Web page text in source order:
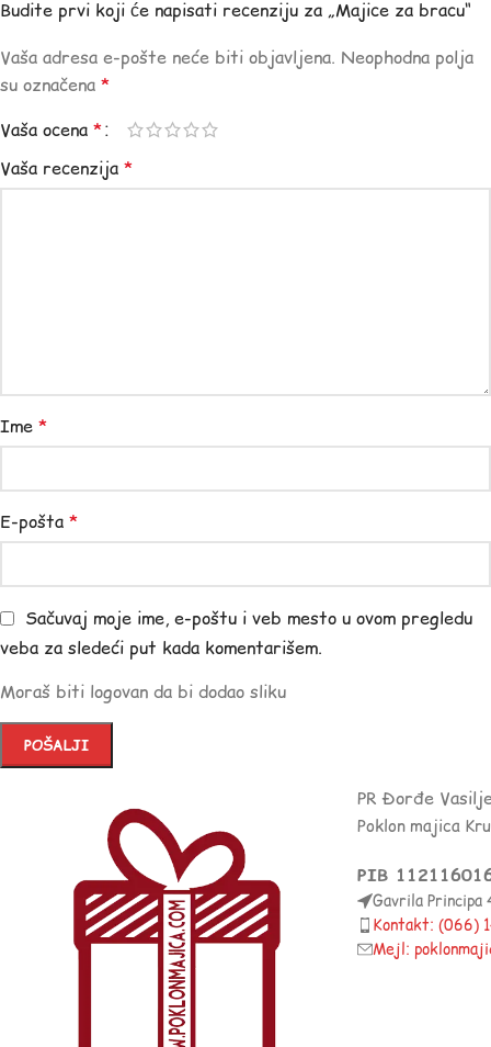
Budite prvi koji će napisati recenziju za „Majice za bracu“
Vaša adresa e-pošte neće biti objavljena. Neophodna polja
su označena *
Vaša ocena *
Vaša recenzija *
Ime *
E-pošta *
Sačuvaj moje ime, e-poštu i veb mesto u ovom pregledu
veba za sledeći put kada komentarišem.
Moraš biti logovan da bi dodao sliku
PR Đorđe
Poklon majica
PIB
Gavrila Principa
Kontakt: (066)
Mejl: